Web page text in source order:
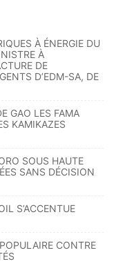
À ÉNERGIE DU
À
DE
D’EDM-SA, DE
GAO LES FAMA
KAMIKAZES
SOUS HAUTE
SANS DÉCISION
S’ACCENTUE
CONTRE